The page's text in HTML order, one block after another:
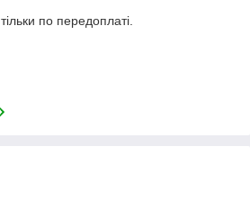
по передоплаті.